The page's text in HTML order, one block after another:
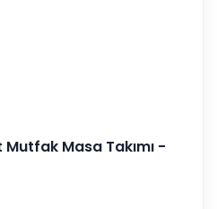
Masa Takımı -